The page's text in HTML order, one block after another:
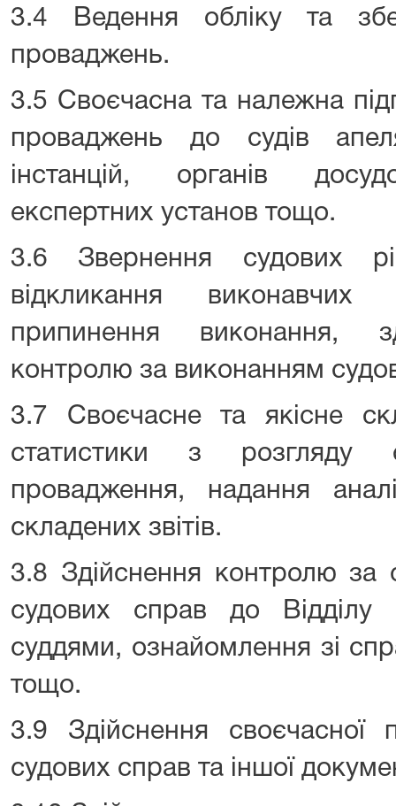
3.4 Ведення обліку та
проваджень.
3.5 Своєчасна та належна
проваджень до судів
інстанцій, органів
експертних установ тощо.
3.6 Звернення судових
відкликання
припинення виконання,
контролю за виконанням
3.7 Своєчасне та якісне
статистики з розгляду
провадження, надання
складених звітів.
3.8 Здійснення контролю за
судових справ до Відділу
суддями, ознайомлення зі
тощо.
3.9 Здійснення своєчасної
судових справ та іншої